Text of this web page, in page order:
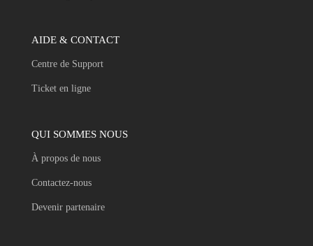
AIDE & CONTACT
Centre de Support
Ticket en ligne
QUI SOMMES NOUS
À propos de nous
Contactez-nous
Devenir partenaire